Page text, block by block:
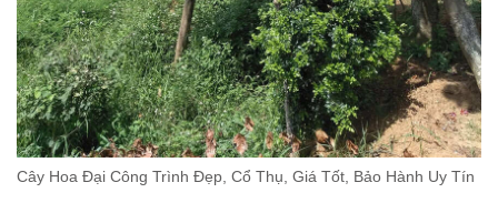
Cây Hoa Đại Công Trình Đẹp, Cổ Thụ, Giá Tốt, Bảo Hành Uy Tín